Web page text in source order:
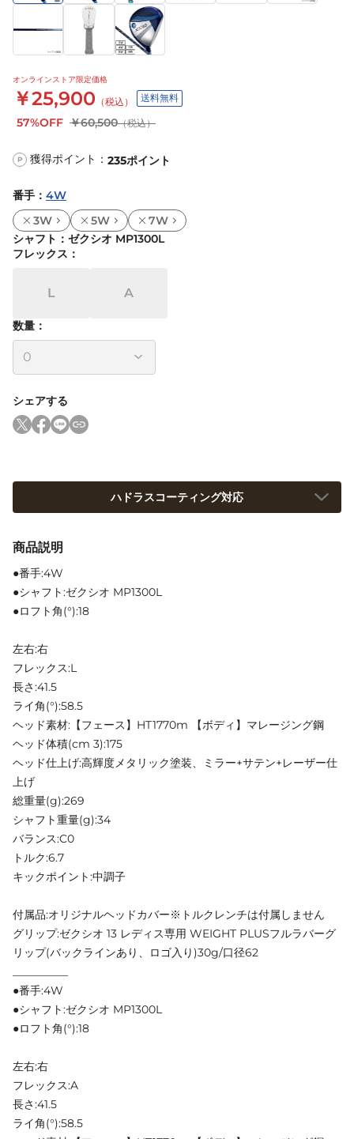
オンラインストア限定価格
￥25,900 （税込） 送料無料
57%OFF ￥60,500（税込）
P 獲得ポイント： 235ポイント
番手 ： 4W
3W
5W
7W
シャフト ： ゼクシオ MP1300L
フレックス ：
L A
数量：
シェアする
ハドラスコーティング対応
商品説明
●番手:4W
●シャフト:ゼクシオ MP1300L
●ロフト角(°):18
左右:右
フレックス:L
長さ:41.5
ライ角(°):58.5
ヘッド素材:【フェース】HT1770m 【ボディ】マレージング鋼
ヘッド体積(cm 3):175
ヘッド仕上げ:高輝度メタリック塗装、ミラー+サテン+レーザー仕
上げ
総重量(g):269
シャフト重量(g):34
バランス:C0
トルク:6.7
キックポイント:中調子
付属品:オリジナルヘッドカバー※トルクレンチは付属しません
グリップ:ゼクシオ 13 レディス専用 WEIGHT PLUSフルラバーグ
リップ(バックラインあり、ロゴ入り)30g/口径62
●番手:4W
●シャフト:ゼクシオ MP1300L
●ロフト角(°):18
左右:右
フレックス:A
長さ:41.5
ライ角(°):58.5